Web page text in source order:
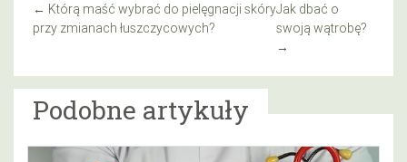
← Którą maść wybrać do pielęgnacji skóry
przy zmianach łuszczycowych?
Jak dbać o
swoją wątrobę?
→
Podobne artykuły